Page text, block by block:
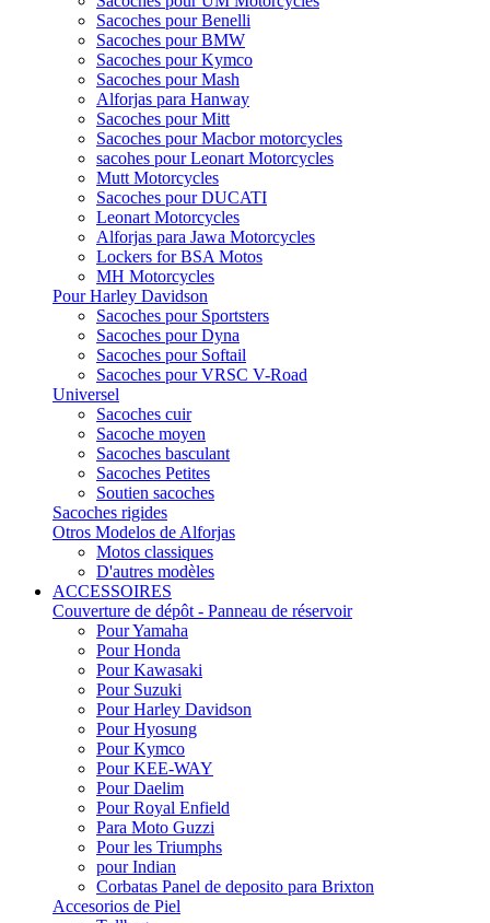
Sacoches pour Benelli
Sacoches pour BMW
Sacoches pour Kymco
Sacoches pour Mash
Alforjas para Hanway
Sacoches pour Mitt
Sacoches pour Macbor motorcycles
sacohes pour Leonart Motorcycles
Mutt Motorcycles
Sacoches pour DUCATI
Leonart Motorcycles
Alforjas para Jawa Motorcycles
Lockers for BSA Motos
MH Motorcycles
Pour Harley Davidson
Sacoches pour Sportsters
Sacoches pour Dyna
Sacoches pour Softail
Sacoches pour VRSC V-Road
Universel
Sacoches cuir
Sacoche moyen
Sacoches basculant
Sacoches Petites
Soutien sacoches
Sacoches rigides
Otros Modelos de Alforjas
Motos classiques
D'autres modèles
ACCESSOIRES
Couverture de dépôt - Panneau de réservoir
Pour Yamaha
Pour Honda
Pour Kawasaki
Pour Suzuki
Pour Harley Davidson
Pour Hyosung
Pour Kymco
Pour KEE-WAY
Pour Daelim
Pour Royal Enfield
Para Moto Guzzi
Pour les Triumphs
pour Indian
Corbatas Panel de deposito para Brixton
Accesorios de Piel